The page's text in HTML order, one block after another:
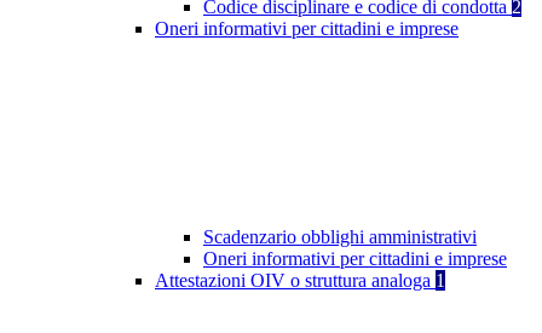
Codice disciplinare e codice di condotta 2
Oneri informativi per cittadini e imprese
Scadenzario obblighi amministrativi
Oneri informativi per cittadini e imprese
Attestazioni OIV o struttura analoga 1